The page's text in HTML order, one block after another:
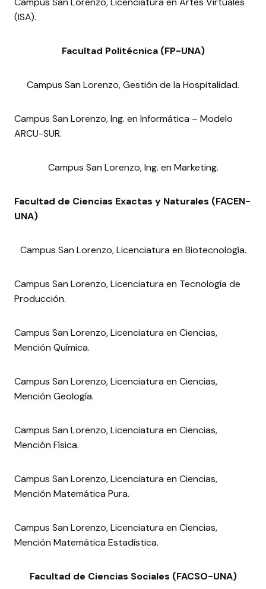
(ISA).
Facultad Politécnica (FP-UNA)
Campus San Lorenzo, Gestión de la Hospitalidad.
Campus San Lorenzo, Ing. en Informática – Modelo
ARCU-SUR.
Campus San Lorenzo, Ing. en Marketing.
Facultad de Ciencias Exactas y Naturales (FACEN-
UNA)
Campus San Lorenzo, Licenciatura en Biotecnología.
Campus San Lorenzo, Licenciatura en Tecnología de
Producción.
Campus San Lorenzo, Licenciatura en Ciencias,
Mención Química.
Campus San Lorenzo, Licenciatura en Ciencias,
Mención Geología.
Campus San Lorenzo, Licenciatura en Ciencias,
Mención Física.
Campus San Lorenzo, Licenciatura en Ciencias,
Mención Matemática Pura.
Campus San Lorenzo, Licenciatura en Ciencias,
Mención Matemática Estadística.
Facultad de Ciencias Sociales (FACSO-UNA)